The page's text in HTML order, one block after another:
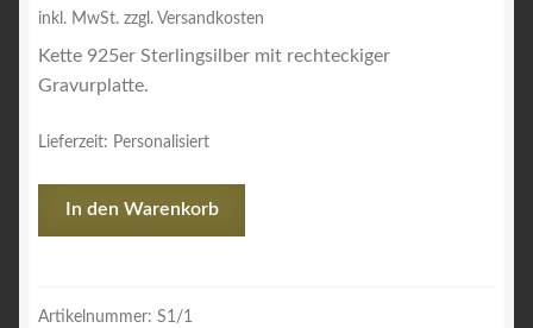
inkl. MwSt. zzgl. Versandkosten
Kette 925er Sterlingsilber mit rechteckiger
Gravurplatte.
Lieferzeit: Personalisiert
In den Warenkorb
Artikelnummer: S1/1